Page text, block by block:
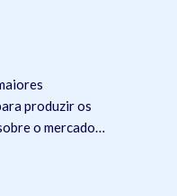
produzir os
o mercado